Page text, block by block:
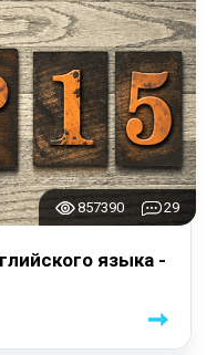
857390 29
языка -